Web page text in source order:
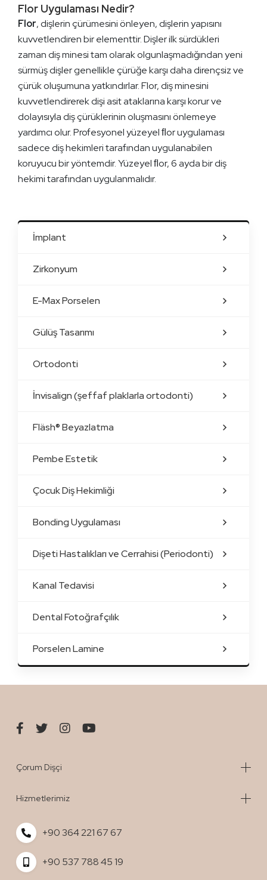
Flor Uygulaması Nedir?
Flor, dişlerin çürümesini önleyen, dişlerin yapısını
kuvvetlendiren bir elementtir. Dişler ilk sürdükleri
zaman diş minesi tam olarak olgunlaşmadığından yeni
sürmüş dişler genellikle çürüğe karşı daha dirençsiz ve
çürük oluşumuna yatkındırlar. Flor, diş minesini
kuvvetlendirerek dişi asit ataklarına karşı korur ve
dolayısıyla diş çürüklerinin oluşmasını önlemeye
yardımcı olur. Profesyonel yüzeyel ﬂor uygulaması
sadece diş hekimleri tarafından uygulanabilen
koruyucu bir yöntemdir. Yüzeyel ﬂor, 6 ayda bir diş
hekimi tarafından uygulanmalıdır.
İmplant
Zirkonyum
E-Max Porselen
Gülüş Tasarımı
Ortodonti
İnvisalign (şeffaf plaklarla ortodonti)
Fläsh® Beyazlatma
Pembe Estetik
Çocuk Diş Hekimliği
Bonding Uygulaması
Dişeti Hastalıkları ve Cerrahisi (Periodonti)
Kanal Tedavisi
Dental Fotoğrafçılık
Porselen Lamine
Çorum Dişçi
Hizmetlerimiz
+90 364 221 67 67
+90 537 788 45 19